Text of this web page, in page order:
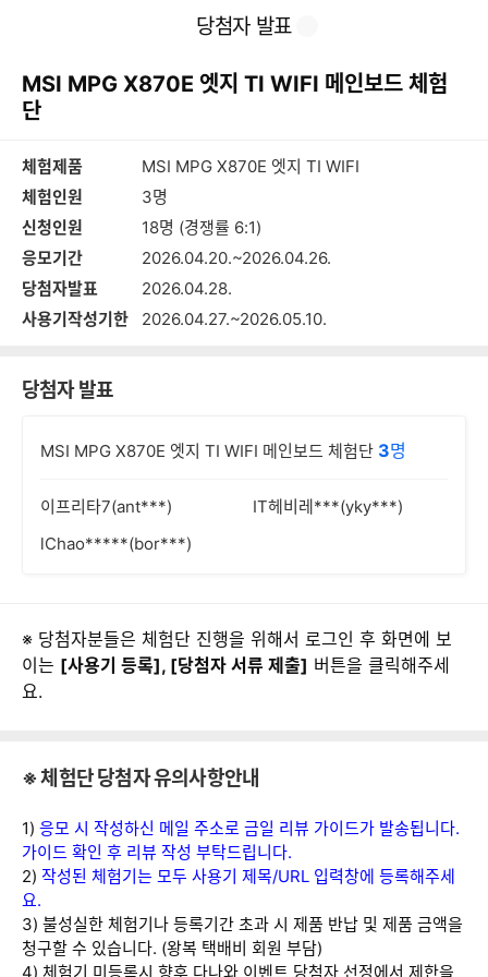
당첨자 발표
기
MSI MPG X870E 엣지 TI WIFI 메인보드 체험
단
체험제품
MSI MPG X870E 엣지 TI WIFI
체험인원
3명
신청인원
18명 (경쟁률 6:1)
응모기간
2026.04.20.~2026.04.26.
당첨자발표
2026.04.28.
사용기작성기한
2026.04.27.~2026.05.10.
당첨자 발표
MSI MPG X870E 엣지 TI WIFI 메인보드 체험단 3명
이프리타7(ant***)
IT헤비레***(yky***)
lChao*****(bor***)
※ 당첨자분들은 체험단 진행을 위해서 로그인 후 화면에 보
이는 [사용기 등록], [당첨자 서류 제출] 버튼을 클릭해주세
요.
※ 체험단 당첨자 유의사항안내
1) 응모 시 작성하신 메일 주소로 금일 리뷰 가이드가 발송됩니다.
가이드 확인 후 리뷰 작성 부탁드립니다.
2) 작성된 체험기는 모두 사용기 제목/URL 입력창에 등록해주세
요.
3) 불성실한 체험기나 등록기간 초과 시 제품 반납 및 제품 금액을
청구할 수 있습니다. (왕복 택배비 회원 부담)
4) 체험기 미등록시 향후 다나와 이벤트 당첨자 선정에서 제한을